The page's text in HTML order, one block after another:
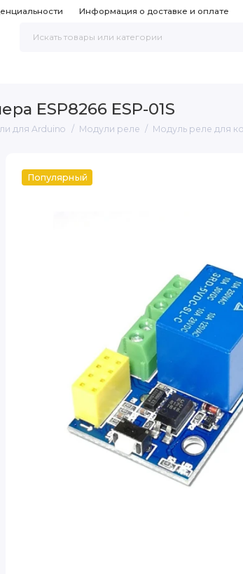
Информация о доставке и оплате
ESP8266 ESP-01S
для Arduino Модули реле Модуль реле для
Популярный